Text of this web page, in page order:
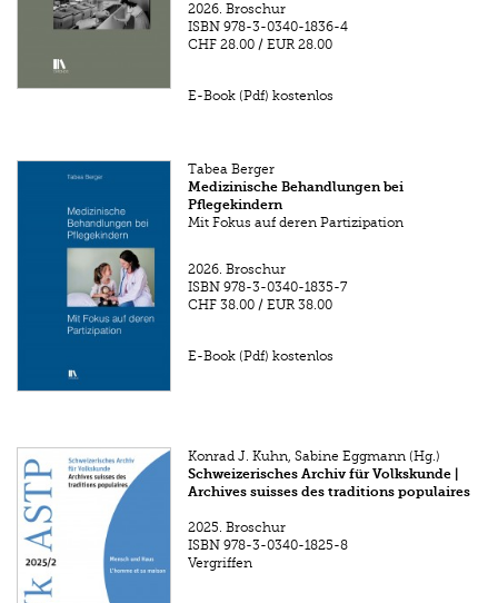
2026. Broschur
ISBN 978-3-0340-1836-4
CHF 28.00 /EUR 28.00
E-Book (Pdf) kostenlos
Tabea Berger
Medizinische Behandlungen bei
Pflegekindern
Mit Fokus auf deren Partizipation
2026. Broschur
ISBN 978-3-0340-1835-7
CHF 38.00 /EUR 38.00
E-Book (Pdf) kostenlos
Konrad J. Kuhn, Sabine Eggmann (Hg.)
Schweizerisches Archiv für Volkskunde |
Archives suisses des traditions populaires
2025. Broschur
ISBN 978-3-0340-1825-8
Vergriffen